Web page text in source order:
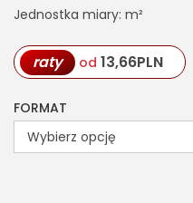
Jednostka miary: m²
raty od 13,66PLN
FORMAT